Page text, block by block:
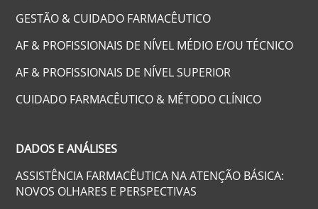
GESTÃO & CUIDADO FARMACÊUTICO
AF & PROFISSIONAIS DE NÍVEL MÉDIO E/OU TÉCNICO
AF & PROFISSIONAIS DE NÍVEL SUPERIOR
CUIDADO FARMACÊUTICO & MÉTODO CLÍNICO
DADOS E ANÁLISES
ASSISTÊNCIA FARMACÊUTICA NA ATENÇÃO BÁSICA:
NOVOS OLHARES E PERSPECTIVAS